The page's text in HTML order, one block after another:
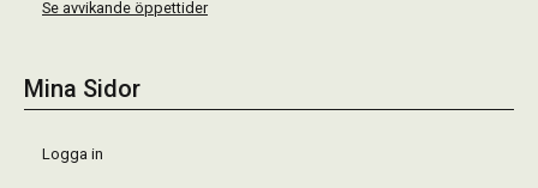
Se avvikande öppettider
Mina Sidor
Logga in